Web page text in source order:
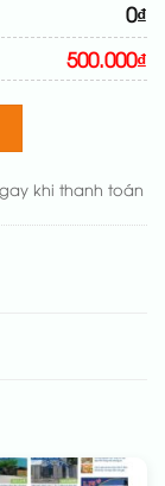
menu cho
0₫
500.000₫
khi thanh toán